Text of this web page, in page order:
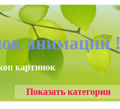
анимаций
картинок
Показать категории